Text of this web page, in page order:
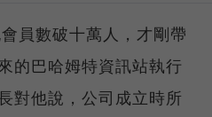
員數破十萬人，才剛帶
的巴哈姆特資訊站執行
對他說，公司成立時所